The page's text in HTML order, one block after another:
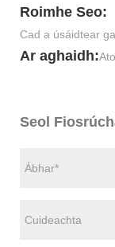
Roimhe Seo:
Cad a úsáidtear
Ar aghaidh:
Seol